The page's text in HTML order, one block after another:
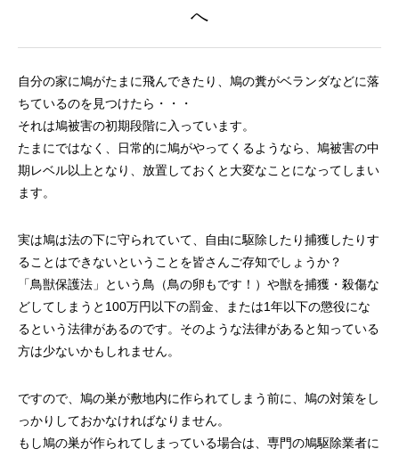
へ
自分の家に鳩がたまに飛んできたり、鳩の糞がベランダなどに落
ちているのを見つけたら・・・
それは鳩被害の初期段階に入っています。
たまにではなく、日常的に鳩がやってくるようなら、鳩被害の中
期レベル以上となり、放置しておくと大変なことになってしまい
ます。
実は鳩は法の下に守られていて、自由に駆除したり捕獲したりす
ることはできないということを皆さんご存知でしょうか？
「鳥獣保護法」という鳥（鳥の卵もです！）や獣を捕獲・殺傷な
どしてしまうと100万円以下の罰金、または1年以下の懲役にな
るという法律があるのです。そのような法律があると知っている
方は少ないかもしれません。
ですので、鳩の巣が敷地内に作られてしまう前に、鳩の対策をし
っかりしておかなければなりません。
もし鳩の巣が作られてしまっている場合は、専門の鳩駆除業者に